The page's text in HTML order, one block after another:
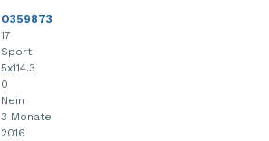
O359873
17
Sport
5x114.3
0
Nein
3 Monate
2016